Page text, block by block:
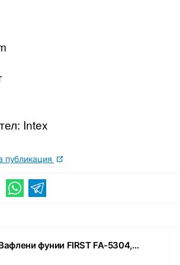
Intex
публикация
фунии FIRST FA-5304,…